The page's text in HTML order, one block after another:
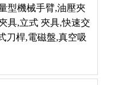
型機械手臂,油壓夾
具,立式 夾具,快速交
刀桿,電磁盤,真空吸